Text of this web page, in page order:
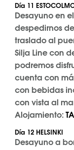
Día 11
Desayuno en
despedirnos
traslado al
Silja Line con
podremos
cuenta con
con bebidas
con vista al
Alojamiento:
Día 12 HELSINKI
Desayuno a